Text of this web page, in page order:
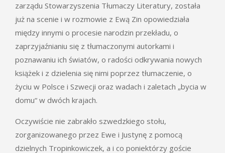
zarządu Stowarzyszenia Tłumaczy Literatury, została
już na scenie i w rozmowie z Ewą Zin opowiedziała
między innymi o procesie narodzin przekładu, o
zaprzyjaźnianiu się z tłumaczonymi autorkami i
poznawaniu ich światów, o radości odkrywania nowych
książek i z dzielenia się nimi poprzez tłumaczenie, o
życiu w Polsce i Szwecji oraz wadach i zaletach „bycia w
domu“ w dwóch krajach.
Oczywiście nie zabrakło szwedzkiego stołu,
zorganizowanego przez Ewe i Justynę z pomocą
dzielnych Tropinkowiczek, a i co poniektórzy goście